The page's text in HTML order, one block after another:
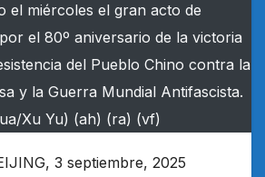
el miércoles el gran acto de
el 80º aniversario de la victoria
del Pueblo Chino contra la
y la Guerra Mundial Antifascista.
Xu Yu) (ah) (ra) (vf)
3 septiembre, 2025